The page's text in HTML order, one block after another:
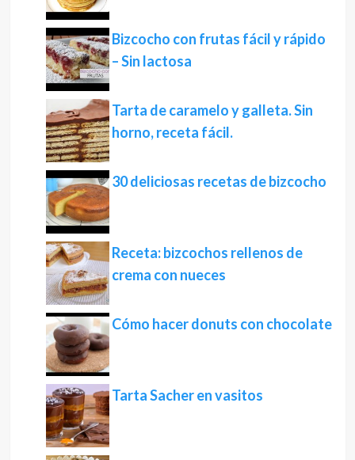
Bizcocho con frutas fácil y rápido
– Sin lactosa
Tarta de caramelo y galleta. Sin
horno, receta fácil.
30 deliciosas recetas de bizcocho
Receta: bizcochos rellenos de
crema con nueces
Cómo hacer donuts con chocolate
Tarta Sacher en vasitos